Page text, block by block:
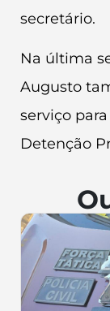
secretário.
Na última
Augusto
serviço
Detenção